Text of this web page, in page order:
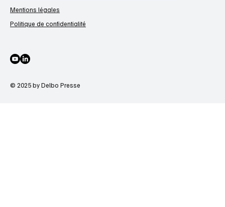
© 2025 by Delbo Presse
Mentions légales
Politique de confidentialité